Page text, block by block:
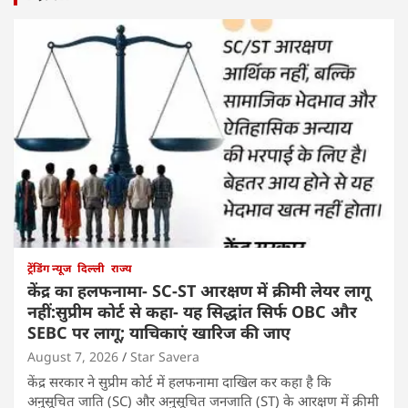
ट्रेंडिंग न्यूज दिल्ली राज्य
केंद्र का हलफनामा- SC-ST आरक्षण में क्रीमी लेयर लागू
नहीं:सुप्रीम कोर्ट से कहा- यह सिद्धांत सिर्फ OBC और
SEBC पर लागू; याचिकाएं खारिज की जाए
August 7, 2026 Star Savera
केंद्र सरकार ने सुप्रीम कोर्ट में हलफनामा दाखिल कर कहा है कि
अनुसूचित जाति (SC) और अनुसूचित जनजाति (ST) के आरक्षण में क्रीमी